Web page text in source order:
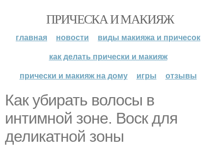
ПРИЧЕСКА И МАКИЯЖ
главная новости
виды макияжа и причесок
как делать прически и макияж
прически и макияж на дому
игры отзывы
Как убирать волосы в
интимной зоне. Воск для
деликатной зоны